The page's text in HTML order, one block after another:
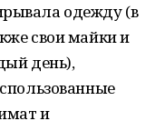
одежду (в
свои майки и
день),
и